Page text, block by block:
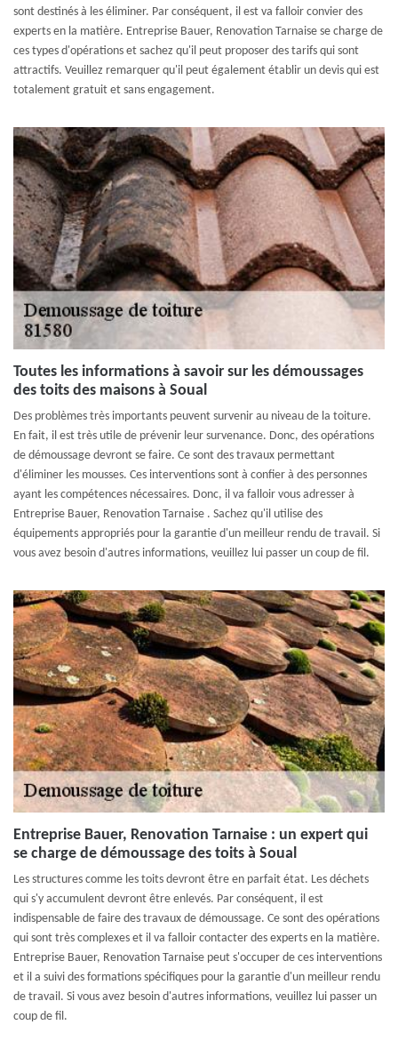
sont destinés à les éliminer. Par conséquent, il est va falloir convier des
experts en la matière. Entreprise Bauer, Renovation Tarnaise se charge de
ces types d'opérations et sachez qu'il peut proposer des tarifs qui sont
attractifs. Veuillez remarquer qu'il peut également établir un devis qui est
totalement gratuit et sans engagement.
Toutes les informations à savoir sur les démoussages
des toits des maisons à Soual
Des problèmes très importants peuvent survenir au niveau de la toiture.
En fait, il est très utile de prévenir leur survenance. Donc, des opérations
de démoussage devront se faire. Ce sont des travaux permettant
d'éliminer les mousses. Ces interventions sont à confier à des personnes
ayant les compétences nécessaires. Donc, il va falloir vous adresser à
Entreprise Bauer, Renovation Tarnaise . Sachez qu'il utilise des
équipements appropriés pour la garantie d'un meilleur rendu de travail. Si
vous avez besoin d'autres informations, veuillez lui passer un coup de fil.
Entreprise Bauer, Renovation Tarnaise : un expert qui
se charge de démoussage des toits à Soual
Les structures comme les toits devront être en parfait état. Les déchets
qui s'y accumulent devront être enlevés. Par conséquent, il est
indispensable de faire des travaux de démoussage. Ce sont des opérations
qui sont très complexes et il va falloir contacter des experts en la matière.
Entreprise Bauer, Renovation Tarnaise peut s'occuper de ces interventions
et il a suivi des formations spécifiques pour la garantie d'un meilleur rendu
de travail. Si vous avez besoin d'autres informations, veuillez lui passer un
coup de fil.